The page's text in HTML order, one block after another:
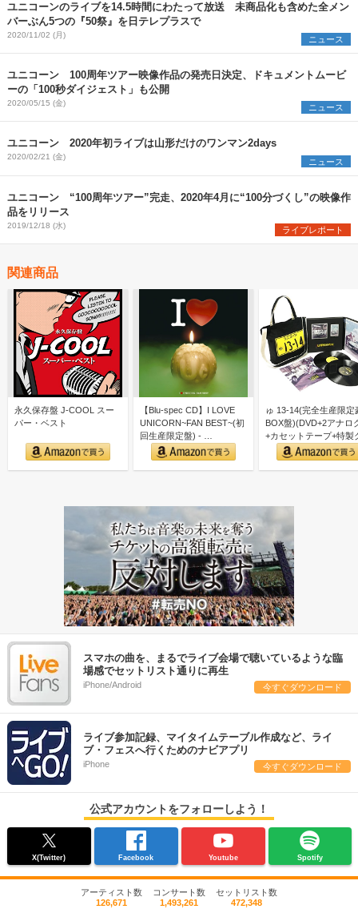
ユニコーンのライブを14.5時間にわたって放送 未商品化も含めた全メン
バーぶん5つの『50祭』を日テレプラスで
2020/11/02 (月) ニュース
ユニコーン 100周年ツアー映像作品の発売日決定、ドキュメントムービ
ーの「100秒ダイジェスト」も公開
2020/05/15 (金) ニュース
ユニコーン 2020年初ライブは山形だけのワンマン2days
2020/02/21 (金) ニュース
ユニコーン “100周年ツアー”完走、2020年4月に“100分づくし”の映像作
品をリリース
2019/12/18 (水) ライブレポート
関連商品
永久保存盤 J-COOL スー
パー・ベスト
【Blu-spec CD】I LOVE
UNICORN~FAN BEST~(初
回生産限定盤) - …
ゅ 13-14(完全生産限定
BOX盤)(DVD+2アナロ
+カセットテープ+特製
ズ付)
スマホの曲を、まるでライブ会場で聴いているような臨
場感でセットリスト通りに再生
iPhone/Android 今すぐダウンロード
ライブ参加記録、マイタイムテーブル作成など、ライ
ブ・フェスへ行くためのナビアプリ
iPhone 今すぐダウンロード
公式アカウントをフォローしよう！
X(Twitter) Facebook Youtube Spotify
アーティスト数
126,671
コンサート数
1,493,261
セットリスト数
472,348